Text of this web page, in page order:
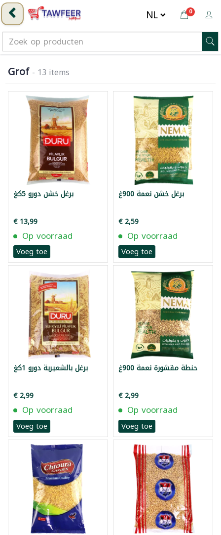
0
Grof - 13 items
برغل خشن دورو 5كغ
€ 13,99
Op voorraad
Voeg toe
برغل خشن نعمة 900غ
€ 2,59
Op voorraad
Voeg toe
برغل بالشعيرية دورو 1كغ
€ 2,99
Op voorraad
Voeg toe
حنطة مقشورة نعمة 900غ
€ 2,99
Op voorraad
Voeg toe